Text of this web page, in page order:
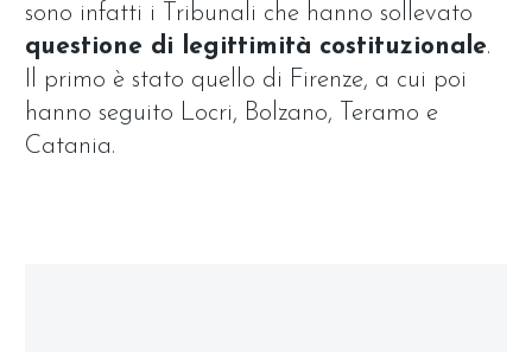
sono infatti i Tribunali che hanno sollevato
questione di legittimità costituzionale.
Il primo è stato quello di Firenze, a cui poi
hanno seguito Locri, Bolzano, Teramo e
Catania.